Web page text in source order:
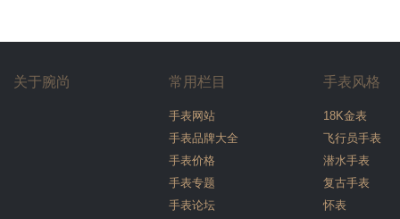
关于腕尚 常用栏目
手表网站
手表品牌大全
手表价格
手表专题
手表论坛
手表风格
18K金表
飞行员手表
潜水手表
复古手表
怀表